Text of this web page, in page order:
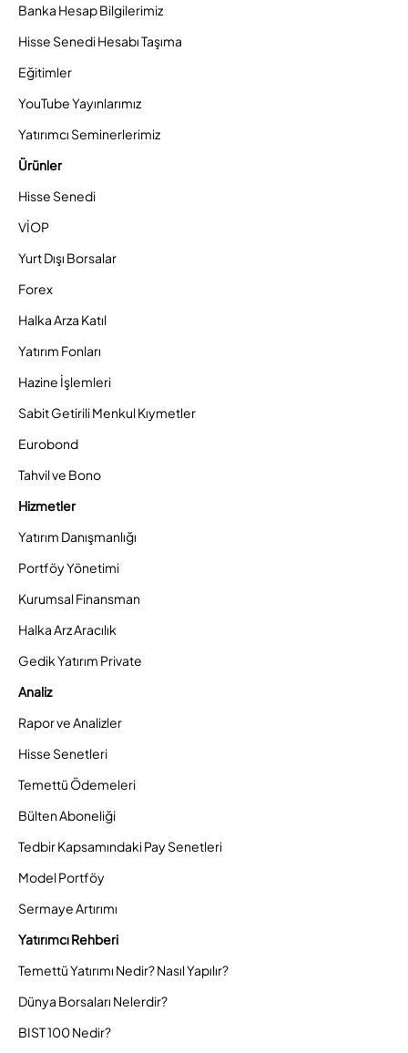
Banka Hesap Bilgilerimiz
Hisse Senedi Hesabı Taşıma
Eğitimler
YouTube Yayınlarımız
Yatırımcı Seminerlerimiz
Ürünler
Hisse Senedi
VİOP
Yurt Dışı Borsalar
Forex
Halka Arza Katıl
Yatırım Fonları
Hazine İşlemleri
Sabit Getirili Menkul Kıymetler
Eurobond
Tahvil ve Bono
Hizmetler
Yatırım Danışmanlığı
Portföy Yönetimi
Kurumsal Finansman
Halka Arz Aracılık
Gedik Yatırım Private
Analiz
Rapor ve Analizler
Hisse Senetleri
Temettü Ödemeleri
Bülten Aboneliği
Tedbir Kapsamındaki Pay Senetleri
Model Portföy
Sermaye Artırımı
Yatırımcı Rehberi
Temettü Yatırımı Nedir? Nasıl Yapılır?
Dünya Borsaları Nelerdir?
BIST 100 Nedir?